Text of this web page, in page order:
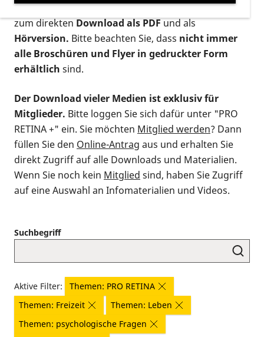
postalischen Bestellung als gedruckte Variante
zum direktenDownload als PDFund als
Hörversion. Bitte beachten Sie, dass nicht immer
alle Broschüren und Flyer in gedruckter Form
erhältlich sind.
Der Download vieler Medien ist exklusiv für
Mitglieder. Bitte loggen Sie sich dafür unter "PRO
RETINA +" ein. Sie möchten Mitglied werden? Dann
füllen Sie den Online-Antrag aus und erhalten Sie
direkt Zugriff auf alle Downloads und Materialien.
Wenn Sie noch kein Mitglied sind, haben Sie Zugriff
auf eine Auswahl an Infomaterialien und Videos.
Suchbegriff
Aktive Filter:
Themen: PRO RETINA
Themen: Freizeit
Themen: Leben
Themen: psychologische Fragen